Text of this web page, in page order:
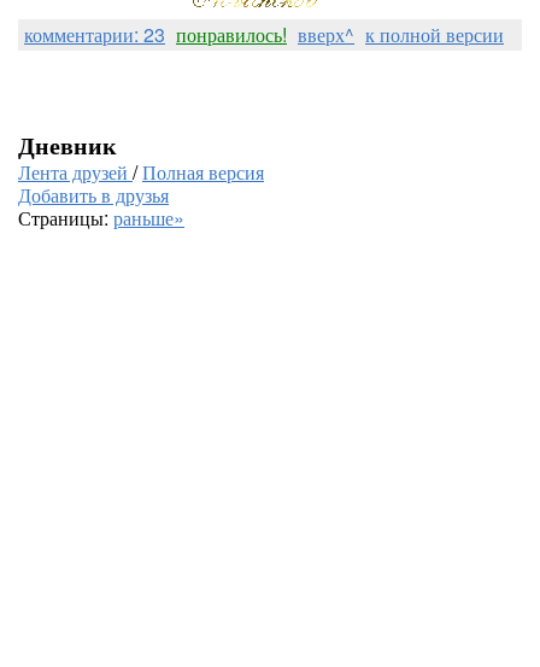
комментарии: 23 понравилось! вверх^ к полной версии
Дневник
Лента друзей /Полная версия
Добавить в друзья
Страницы: раньше»